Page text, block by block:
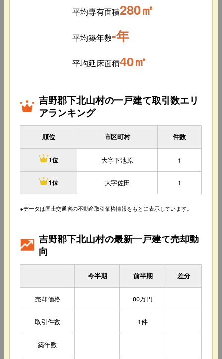
平均専有面積280㎡
平均築年数-年
平均延床面積40㎡
吉野郡下北山村の一戸建て取引数エリ
アランキング
順位 市区町村 件数
1位 大字下池原 1
1位 大字佐田 1
※データは国土交通省の不動産取引価格情報をもとに表示しています。
吉野郡下北山村の最新一戸建て売却動
向
今半期 前半期 差分
売却価格 80万円
取引件数 1件
築年数